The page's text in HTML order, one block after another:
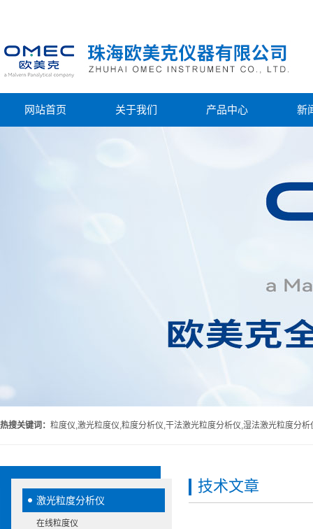
网站首页 关于我们 产品中心 新
热搜关键词： 粒度仪,激光粒度仪,粒度分析仪,干法激光粒度分析仪,湿法激光粒度分析
激光粒度分析仪
在线粒度仪
技术文章